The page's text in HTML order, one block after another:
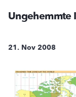
Ungehemmte
21. Nov 2008